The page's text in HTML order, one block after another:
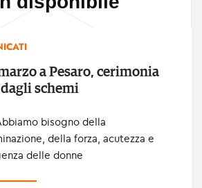
a Pesaro, cerimonia
schemi
bisogno della
della forza, acutezza e
delle donne